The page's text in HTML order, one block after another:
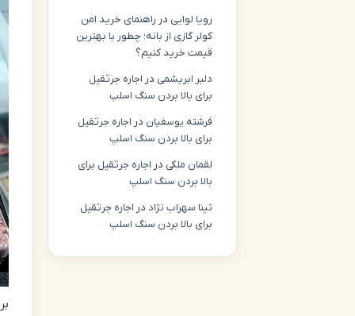
رویا لوایی در راهنمای خرید امن
کولر گازی از بانه؛ چطور با بهترین
قیمت خرید کنیم؟
دلبر ابریشمی در اجاره جرثقیل
برای بالا بردن سنگ اسلپ
فرشته یوسفیان در اجاره جرثقیل
برای بالا بردن سنگ اسلپ
لقمان ملکی در اجاره جرثقیل برای
بالا بردن سنگ اسلپ
تینا سهراب نژاد در اجاره جرثقیل
برای بالا بردن سنگ اسلپ